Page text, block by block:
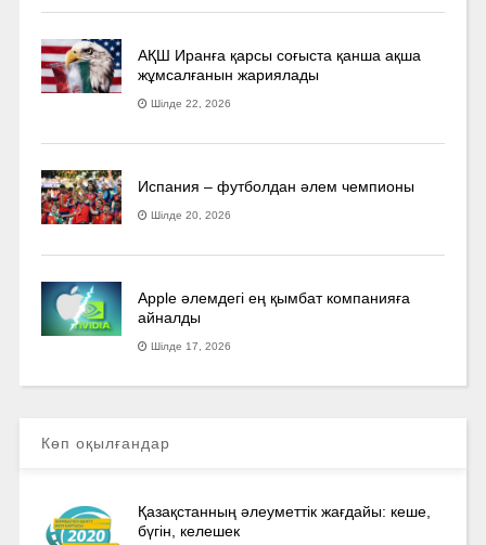
АҚШ Иранға қарсы соғыста қанша ақша
жұмсалғанын жариялады
Шілде 22, 2026
Испания – футболдан әлем чемпионы
Шілде 20, 2026
Apple әлемдегі ең қымбат компанияға
айналды
Шілде 17, 2026
Көп оқылғандар
Қазақстанның әлеуметтік жағдайы: кеше,
бүгін, келешек